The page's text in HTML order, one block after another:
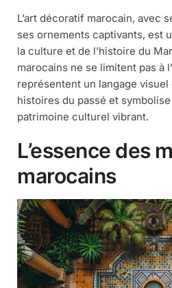
L’art décoratif marocain, avec
ses ornements captivants, est
la culture et de l’histoire du
marocains ne se limitent pas à
représentent un langage
histoires du passé et symbolise
patrimoine culturel vibrant.
L’essence des
marocains